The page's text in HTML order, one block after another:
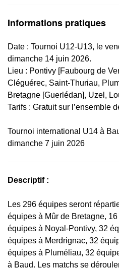
Informations pratiques
Date : Tournoi U12-U13, le
dimanche 14 juin 2026.
Lieu : Pontivy [Faubourg de
Cléguérec, Saint-Thuriau,
Bretagne [Guerlédan], Uzel,
Tarifs : Gratuit sur l’ensemble
Tournoi international U14 à
dimanche 7 juin 2026
Descriptif :
Les 296 équipes seront
équipes à Mûr de Bretagne,
équipes à Noyal-Pontivy, 32
équipes à Merdrignac, 32
équipes à Pluméliau, 32
à Baud. Les matchs se